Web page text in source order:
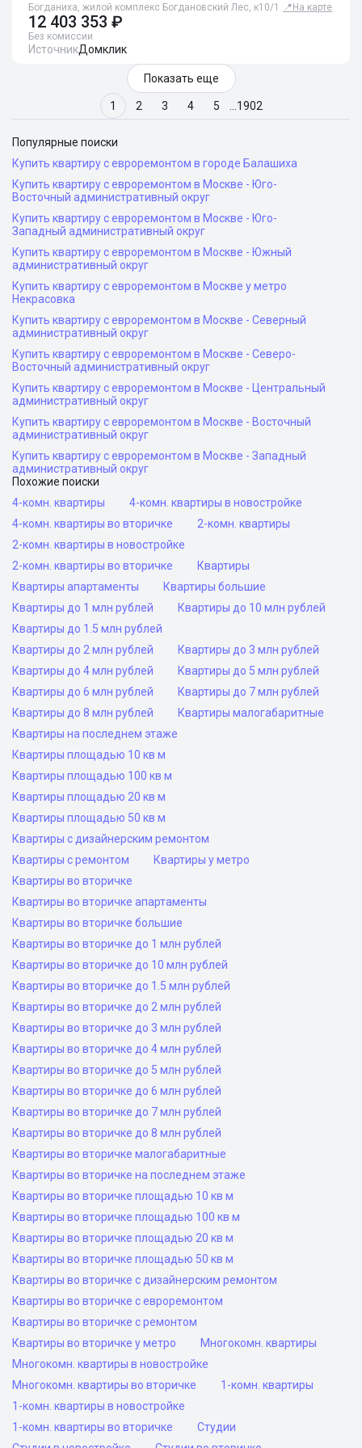
Богданиха, жилой комплекс Богдановский Лес, к10/1 📍 На карте
12 403 353 ₽
Без комиссии
ИсточникДомклик
Показать еще
1 2 3 4 5 1902
Популярные поиски
Купить квартиру с евроремонтом в городе Балашиха
Купить квартиру с евроремонтом в Москве - Юго-
Восточный административный округ
Купить квартиру с евроремонтом в Москве - Юго-
Западный административный округ
Купить квартиру с евроремонтом в Москве - Южный
административный округ
Купить квартиру с евроремонтом в Москве у метро
Некрасовка
Купить квартиру с евроремонтом в Москве - Северный
административный округ
Купить квартиру с евроремонтом в Москве - Северо-
Восточный административный округ
Купить квартиру с евроремонтом в Москве - Центральный
административный округ
Купить квартиру с евроремонтом в Москве - Восточный
административный округ
Купить квартиру с евроремонтом в Москве - Западный
административный округ
Похожие поиски
4-комн. квартиры
4-комн. квартиры в новостройке
4-комн. квартиры во вторичке
2-комн. квартиры
2-комн. квартиры в новостройке
2-комн. квартиры во вторичке
Квартиры
Квартиры апартаменты
Квартиры большие
Квартиры до 1 млн рублей
Квартиры до 10 млн рублей
Квартиры до 1.5 млн рублей
Квартиры до 2 млн рублей
Квартиры до 3 млн рублей
Квартиры до 4 млн рублей
Квартиры до 5 млн рублей
Квартиры до 6 млн рублей
Квартиры до 7 млн рублей
Квартиры до 8 млн рублей
Квартиры малогабаритные
Квартиры на последнем этаже
Квартиры площадью 10 кв м
Квартиры площадью 100 кв м
Квартиры площадью 20 кв м
Квартиры площадью 50 кв м
Квартиры с дизайнерским ремонтом
Квартиры с ремонтом
Квартиры у метро
Квартиры во вторичке
Квартиры во вторичке апартаменты
Квартиры во вторичке большие
Квартиры во вторичке до 1 млн рублей
Квартиры во вторичке до 10 млн рублей
Квартиры во вторичке до 1.5 млн рублей
Квартиры во вторичке до 2 млн рублей
Квартиры во вторичке до 3 млн рублей
Квартиры во вторичке до 4 млн рублей
Квартиры во вторичке до 5 млн рублей
Квартиры во вторичке до 6 млн рублей
Квартиры во вторичке до 7 млн рублей
Квартиры во вторичке до 8 млн рублей
Квартиры во вторичке малогабаритные
Квартиры во вторичке на последнем этаже
Квартиры во вторичке площадью 10 кв м
Квартиры во вторичке площадью 100 кв м
Квартиры во вторичке площадью 20 кв м
Квартиры во вторичке площадью 50 кв м
Квартиры во вторичке с дизайнерским ремонтом
Квартиры во вторичке с евроремонтом
Квартиры во вторичке с ремонтом
Квартиры во вторичке у метро
Многокомн. квартиры
Многокомн. квартиры в новостройке
Многокомн. квартиры во вторичке
1-комн. квартиры
1-комн. квартиры в новостройке
1-комн. квартиры во вторичке
Студии